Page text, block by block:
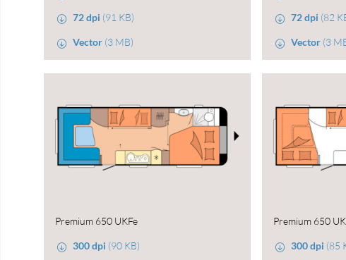
72 dpi (91 KB)
Vector(3 MB)
72 dpi (82
Vector(3
Premium 650 UKFe
300 dpi (90 KB)
Premium 650
300 dpi (85